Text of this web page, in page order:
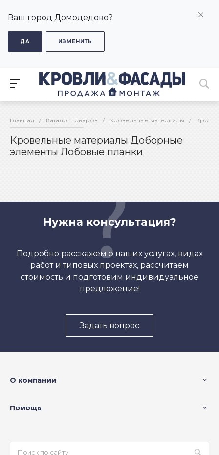
Ваш город Домодедово?
ДА ИЗМЕНИТЬ
Главная / Каталог товаров / Кровельные материалы /
Кровельные материалы Доборные
элементы Лобовые планки
Нужна консультация?
Подробно расскажем о наших услугах, видах
работ и типовых проектах, рассчитаем
стоимость и подготовим индивидуальное
предложение!
Задать вопрос
О компании
Помощь